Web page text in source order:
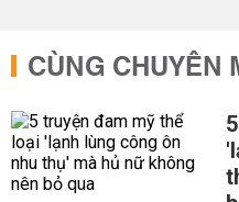
CÙNG CHUYÊN